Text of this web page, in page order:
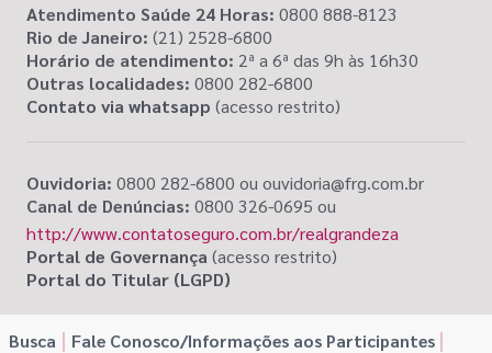
Atendimento Saúde 24 Horas: 0800 888-8123
Rio de Janeiro: (21) 2528-6800
Horário de atendimento: 2ª a 6ª das 9h às 16h30
Outras localidades: 0800 282-6800
Contato via whatsapp (acesso restrito)
Ouvidoria: 0800 282-6800 ou ouvidoria@frg.com.br
Canal de Denúncias: 0800 326-0695 ou
http://www.contatoseguro.com.br/realgrandeza
Portal de Governança (acesso restrito)
Portal do Titular (LGPD)
Busca
Fale Conosco/Informações aos Participantes